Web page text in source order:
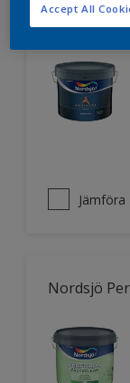
Nordsjö
Jämföra
Nordsjö
Accept All